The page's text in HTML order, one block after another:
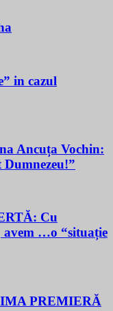
in cazul
Ancuța Vochin:
Cu
avem …o “situație
PREMIERĂ